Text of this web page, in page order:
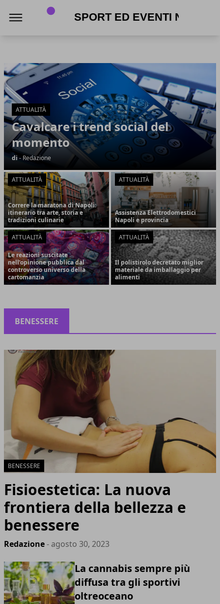
Articoli in Evidenza
ATTUALITÀ
Cavalcare i trend social del
momento
di - Redazione
ATTUALITÀ
Correre la maratona di Napoli:
itinerario tra arte, storia e
tradizioni culinarie
ATTUALITÀ
Assistenza Elettrodomestici
Napoli e provincia
ATTUALITÀ
Le reazioni suscitate
nell’opinione pubblica dal
controverso universo della
cartomanzia
ATTUALITÀ
Il polistirolo decretato miglior
materiale da imballaggio per
alimenti
BENESSERE
BENESSERE
Fisioestetica: La nuova
frontiera della bellezza e
benessere
Redazione- agosto 30, 2023
La cannabis sempre più
diffusa tra gli sportivi
oltreoceano